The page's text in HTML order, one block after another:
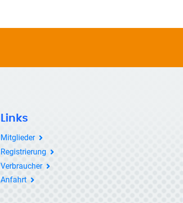
Links
Mitglieder
Registrierung
Verbraucher
Anfahrt